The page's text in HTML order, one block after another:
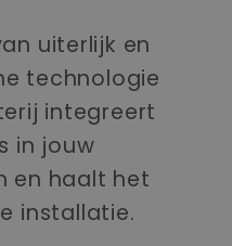
uiterlijk en
technologie
integreert
in jouw
en haalt het
installatie.